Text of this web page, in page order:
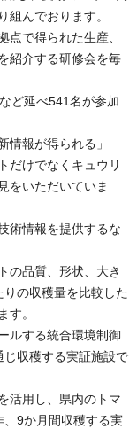
組んでおります。
点で得られた生産、
紹介する研修会を毎
ど延べ541名が参加
情報が得られる」
だけでなくキュウリ
をいただいていま
術情報を提供するな
の品質、形状、大き
の収穫量を比較した
す。
ルする統合環境制御
収穫する実証施設で
活用し、県内のトマ
、9か月間収穫する実